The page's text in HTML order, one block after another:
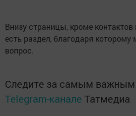
Внизу страницы, кроме
есть раздел, благодаря
вопрос.
Следите за самым
Telegram-канале Татмедиа